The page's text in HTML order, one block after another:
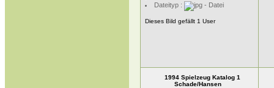
Dateityp :
Dieses Bild gefällt 1 User
1994 Spielzeug Katalog 1
Schade/Hansen